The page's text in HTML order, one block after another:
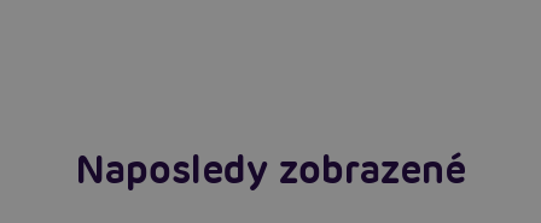
Naposledy zobrazené